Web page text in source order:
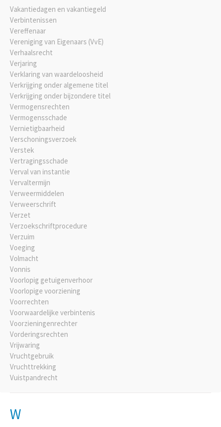
Vakantiedagen en vakantiegeld
Verbintenissen
Vereffenaar
Vereniging van Eigenaars (VvE)
Verhaalsrecht
Verjaring
Verklaring van waardeloosheid
Verkrijging onder algemene titel
Verkrijging onder bijzondere titel
Vermogensrechten
Vermogensschade
Vernietigbaarheid
Verschoningsverzoek
Verstek
Vertragingsschade
Verval van instantie
Vervaltermijn
Verweermiddelen
Verweerschrift
Verzet
Verzoekschriftprocedure
Verzuim
Voeging
Volmacht
Vonnis
Voorlopig getuigenverhoor
Voorlopige voorziening
Voorrechten
Voorwaardelijke verbintenis
Voorzieningenrechter
Vorderingsrechten
Vrijwaring
Vruchtgebruik
Vruchttrekking
Vuistpandrecht
W